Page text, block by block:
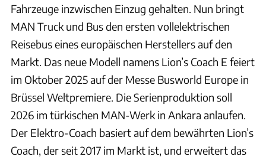
Fahrzeuge inzwischen Einzug gehalten. Nun bringt
MAN Truck und Bus den ersten vollelektrischen
Reisebus eines europäischen Herstellers auf den
Markt. Das neue Modell namens Lion’s Coach E feiert
im Oktober 2025 auf der Messe Busworld Europe in
Brüssel Weltpremiere. Die Serienproduktion soll
2026 im türkischen MAN-Werk in Ankara anlaufen.
Der Elektro-Coach basiert auf dem bewährten Lion’s
Coach, der seit 2017 im Markt ist, und erweitert das